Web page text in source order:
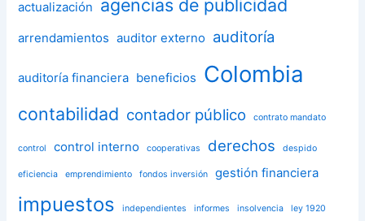
actualización agencias de publicidad
arrendamientos auditor externo auditoría
auditoría financiera beneficios Colombia
contabilidad contador público contrato mandato
control control interno cooperativas derechos despido
eficiencia emprendimiento fondos inversión gestión financiera
impuestos independientes informes insolvencia ley 1920